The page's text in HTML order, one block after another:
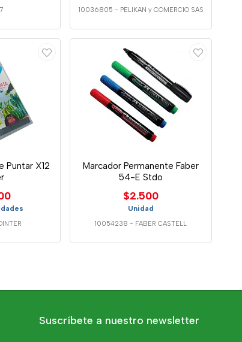
10036805 - PELIKAN y COMERCIO SAS
Puntar X12
Marcador Permanente Faber
54-E Stdo
$2.500
Unidad
10054238 - FABER CASTELL
Suscríbete a nuestro newsletter